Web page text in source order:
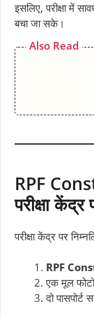
इसलिए, परीक्षा में
बचा जा सके।
Also Read
RPF
परीक्षा
परीक्षा केंद्र पर
RPF
एक मूल
दो